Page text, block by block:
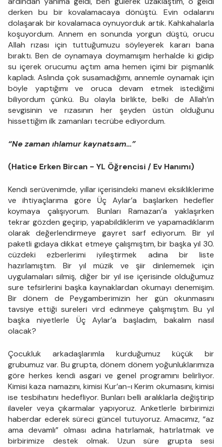
derken bu bir kovalamacaya dönüştü. Evin odalarını
dolaşarak bir kovalamaca oynuyorduk artık. Kahkahalarla
koşuyordum. Annem en sonunda yorgun düştü, orucu
Allah rızası için tuttuğumuzu söyleyerek kararı bana
bıraktı. Ben de oynamaya doymamışım herhalde ki gidip
su içerek orucumu açtım ama hemen içimi bir pişmanlık
kapladı. Aslında çok susamadığımı, annemle oynamak için
böyle yaptığımı ve oruca devam etmek istediğimi
biliyordum çünkü. Bu olayla birlikte, belki de Allah’ın
sevgisinin ve rızasının her şeyden üstün olduğunu
hissettiğim ilk zamanları tecrübe ediyordum.
“Ne zaman ıhlamur kaynatsam…”
(Hatice Erken Bircan - YL Öğrencisi / Ev Hanımı)
Kendi serüvenimde, yıllar içerisindeki manevi eksikliklerime
ve ihtiyaçlarıma göre Üç Aylar’a başlarken hedefler
koymaya çalışıyorum. Bunları Ramazan’a yaklaşırken
tekrar gözden geçirip, yapabildiklerim ve yapamadıklarım
olarak değerlendirmeye gayret sarf ediyorum. Bir yıl
paketli gıdaya dikkat etmeye çalışmıştım, bir başka yıl 30.
cüzdeki ezberlerimi iyileştirmek adına bir liste
hazırlamıştım. Bir yıl müzik ve şiir dinlememek için
uygulamaları silmiş, diğer bir yıl ise içerisinde olduğumuz
sure tefsirlerini başka kaynaklardan okumayı denemişim.
Bir dönem de Peygamberimizin her gün okunmasını
tavsiye ettiği sureleri vird edinmeye çalışmıştım. Bu yıl
başka niyetlerle Üç Aylar’a başladım, bakalım nasıl
olacak?
Çocukluk arkadaşlarımla kurduğumuz küçük bir
grubumuz var. Bu grupta, dönem dönem yoğunluklarımıza
göre herkes kendi asgari ve genel programını belirliyor.
Kimisi kaza namazını, kimisi Kur’an-ı Kerim okumasını, kimisi
ise tesbihatını hedefliyor. Bunları belli aralıklarla değiştirip
ilaveler veya çıkarmalar yapıyoruz. Anketlerle birbirimizi
haberdar ederek süreci güncel tutuyoruz. Amacımız, “az
ama devamlı” olması adına hatırlamak, hatırlatmak ve
birbirimize destek olmak. Uzun süre grupta sesi